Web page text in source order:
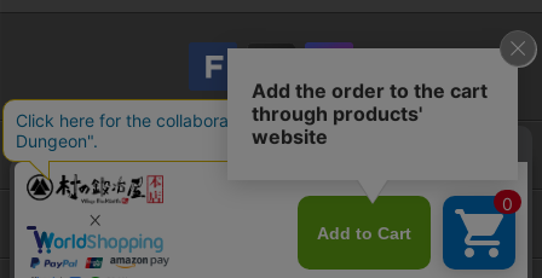
会社概要
お問い合わせ